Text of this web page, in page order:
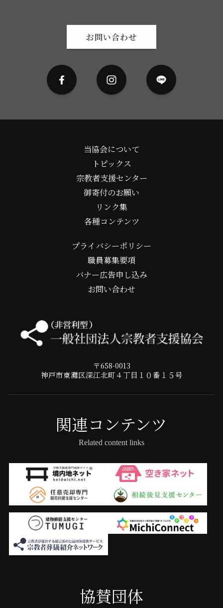
お問い合わせ
当協会について
トピックス
宗教者支援センター
御寄付のお願い
リンク集
各種コンテンツ
プライバシーポリシー
職員募集要項
バナー広告申し込み
お問い合わせ
〒658-0013
神戸市東灘区深江北町４丁目１０番１５号
関連コンテンツ
Related content links
協賛団体